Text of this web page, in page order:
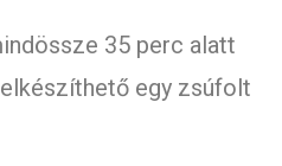
35 perc alatt
egy zsúfolt